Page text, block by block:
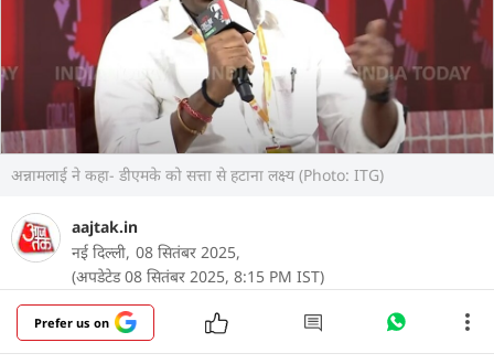
अन्नामलाई ने कहा- डीएमके को सत्ता से हटाना लक्ष्य (Photo: ITG)
aajtak.in
नई दिल्ली, 08 सितंबर 2025,
(अपडेटेड 08 सितंबर 2025, 8:15 PM IST)
Prefer us on